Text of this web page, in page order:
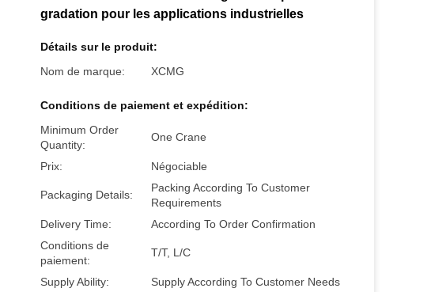
gradation pour les applications industrielles
Détails sur le produit:
Nom de marque:
XCMG
Conditions de paiement et expédition:
Minimum Order
Quantity:
One Crane
Prix: Négociable
Packaging Details:
Packing According To Customer
Requirements
Delivery Time:
According To Order Confirmation
Conditions de
paiement:
T/T, L/C
Supply Ability: Supply According To Customer Needs